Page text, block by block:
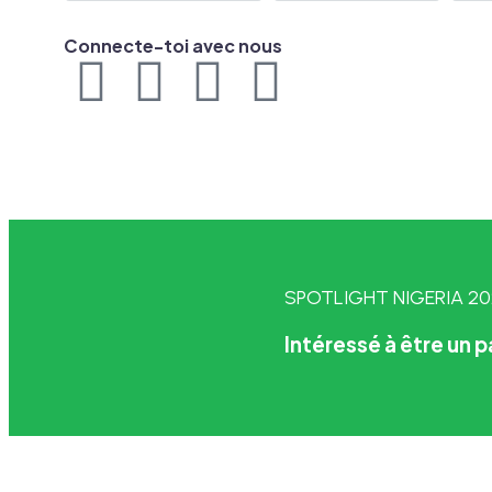
Connecte-toi avec nous
SPOTLIGHT NIGERIA
Intéressé à être un